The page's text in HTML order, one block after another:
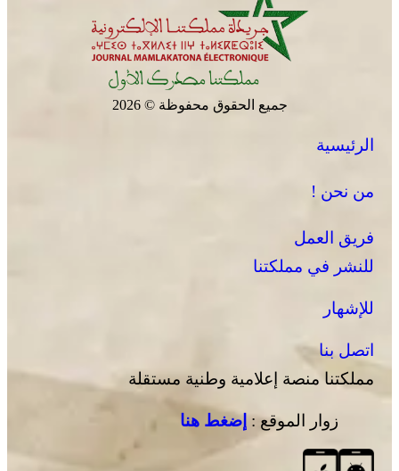
جميع الحقوق محفوظة © 2026
الرئيسية
من نحن !
فريق العمل
للنشر في مملكتنا
للإشهار
اتصل بنا
مملكتنا منصة إعلامية وطنية مستقلة
زوار الموقع : إضغط هنا